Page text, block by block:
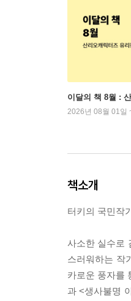
이달의 책 8월 :
2026년 08월 01일
책소개
터키의 국민작
사소한 실수로
스러워하는 작
카로운 풍자를
과 <생사불명